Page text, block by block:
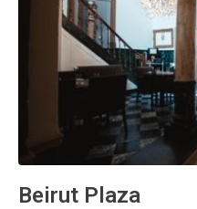
Beirut Plaza